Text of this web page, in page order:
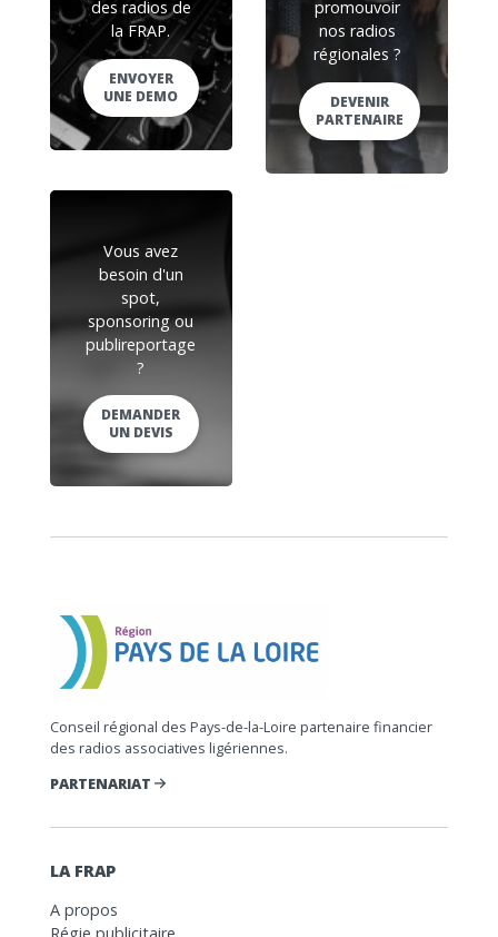
des radios de
la FRAP.
ENVOYER
UNE DEMO
promouvoir
nos radios
régionales ?
DEVENIR
PARTENAIRE
Vous avez
besoin d'un
spot,
sponsoring ou
publireportage
?
DEMANDER
UN DEVIS
Conseil régional des Pays-de-la-Loire partenaire financier
des radios associatives ligériennes.
PARTENARIAT
LA FRAP
A propos